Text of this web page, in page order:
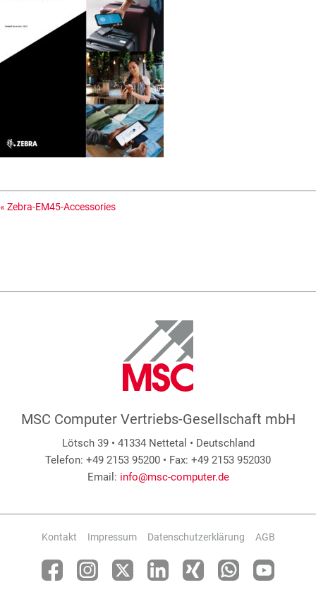
« Zebra-EM45-Accessories
MSC Computer Vertriebs-Gesellschaft mbH
Lötsch 39 • 41334 Nettetal • Deutschland
Telefon: +49 2153 95200 • Fax: +49 2153 952030
Email: info@msc-computer.de
Kontakt Impressum Datenschutzerklärung AGB